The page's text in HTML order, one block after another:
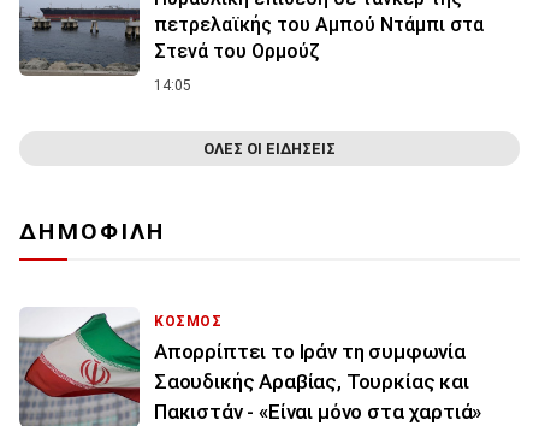
πετρελαϊκής του Αμπού Ντάμπι στα
Στενά του Ορμούζ
14:05
ΟΛΕΣ ΟΙ ΕΙΔΗΣΕΙΣ
ΔΗΜΟΦΙΛΗ
ΚΟΣΜΟΣ
Απορρίπτει το Ιράν τη συμφωνία
Σαουδικής Αραβίας, Τουρκίας και
Πακιστάν - «Είναι μόνο στα χαρτιά»